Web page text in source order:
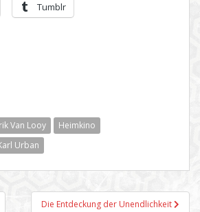
Tumblr
Van Looy
Heimkino
Urban
Die Entdeckung der Unendlichkeit